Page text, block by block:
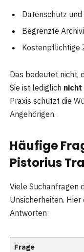
Datenschutz
Begrenzte
Kostenpflichtige
Das bedeutet nicht,
Sie ist lediglich
Praxis schützt die
Angehörigen.
Häufige
Pistorius
Viele Suchanfragen
Unsicherheiten.
Antworten:
Frage